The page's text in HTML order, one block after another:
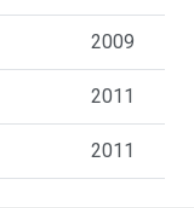
2009
2011
2011